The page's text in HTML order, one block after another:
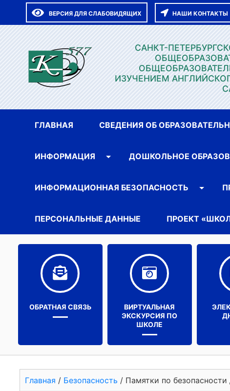
ВЕРСИЯ ДЛЯ СЛАБОВИДЯЩИХ НАШИ КОНТАКТЫ
САНКТ-
ИЗУЧЕНИЕМ
ГЛАВНАЯ СВЕДЕНИЯ ОБ
ИНФОРМАЦИЯ ДОШКОЛЬНОЕ
ИНФОРМАЦИОННАЯ БЕЗОПАСНОСТЬ
ПЕРСОНАЛЬНЫЕ ДАННЫЕ ПРОЕКТ
ОБРАТНАЯ СВЯЗЬ
ВИРТУАЛЬНАЯ
ЭКСКУРСИЯ ПО
ШКОЛЕ
Главная / Безопасность / Памятки по